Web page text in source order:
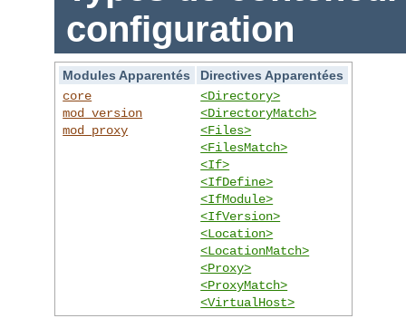
configuration
Modules Apparentés
Directives Apparentées
core
mod_version
mod_proxy
<Directory>
<DirectoryMatch>
<Files>
<FilesMatch>
<If>
<IfDefine>
<IfModule>
<IfVersion>
<Location>
<LocationMatch>
<Proxy>
<ProxyMatch>
<VirtualHost>